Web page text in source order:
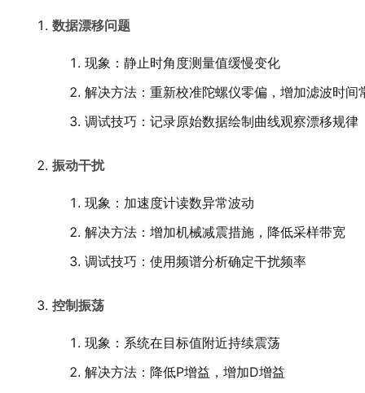
数据漂移问题
现象：静止时角度测量值缓慢变化
解决方法：重新校准陀螺仪零偏，增加滤波时间
调试技巧：记录原始数据绘制曲线观察漂移规律
振动干扰
现象：加速度计读数异常波动
解决方法：增加机械减震措施，降低采样带宽
调试技巧：使用频谱分析确定干扰频率
控制振荡
现象：系统在目标值附近持续震荡
解决方法：降低P增益，增加D增益